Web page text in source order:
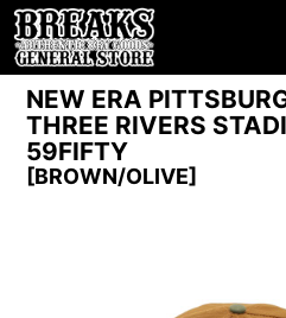
NEW ERA
THREE RIVERS
59FIFTY
[BROWN/OLIVE]